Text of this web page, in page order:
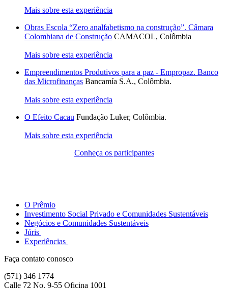
Mais sobre esta experiência
Obras Escola “Zero analfabetismo na construção”. Câmara
Colombiana de Construção CAMACOL, Colômbia
Mais sobre esta experiência
Empreendimentos Produtivos para a paz - Empropaz. Banco
das Microfinanças Bancamía S.A., Colômbia.
Mais sobre esta experiência
O Efeito Cacau Fundação Luker, Colômbia.
Mais sobre esta experiência
Conheça os participantes
O Prêmio
Investimento Social Privado e Comunidades Sustentáveis
Negócios e Comunidades Sustentáveis
Júris
Experiências
Faça contato conosco
(571) 346 1774
Calle 72 No. 9-55 Oficina 1001